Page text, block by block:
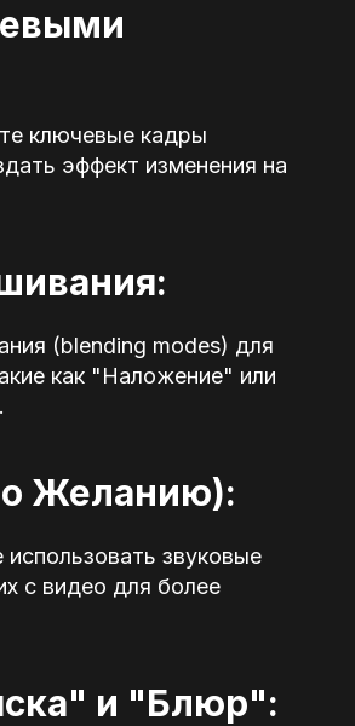
ключевые кадры
эффект изменения на
(blending modes) для
как "Наложение" или
Желанию):
звуковые
с видео для более
и "Блюр":